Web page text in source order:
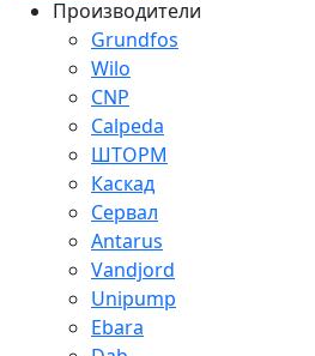
Производители
Grundfos
Wilo
CNP
Calpeda
ШТОРМ
Каскад
Сервал
Antarus
Vandjord
Unipump
Ebara